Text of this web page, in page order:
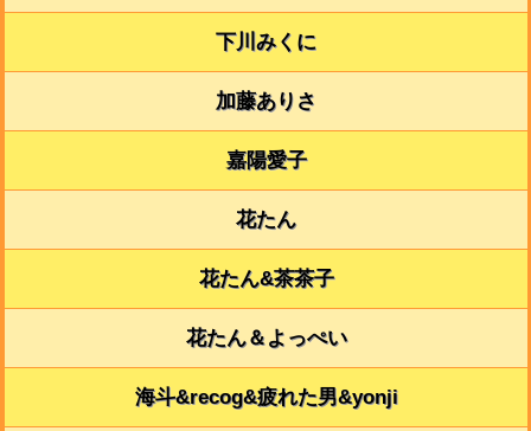
下川みくに
加藤ありさ
嘉陽愛子
花たん
花たん&茶茶子
花たん＆よっぺい
海斗&recog&疲れた男&yonji